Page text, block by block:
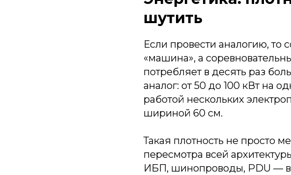
шутить
Если провести аналогию, то
«машина», а
потребляет в десять раз
аналог: от 50 до 100 кВт на
работой нескольких
шириной 60 см.
Такая плотность не просто
пересмотра всей
ИБП, шинопроводы, PDU —